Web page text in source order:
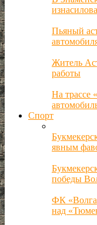
Пьяный
Житель
работы
На трассе
Спорт
явным
победы
ФК
над